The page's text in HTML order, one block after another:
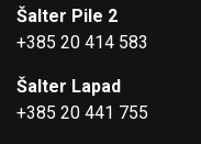
Šalter Pile 2
+385 20 414 583
Šalter Lapad
+385 20 441 755